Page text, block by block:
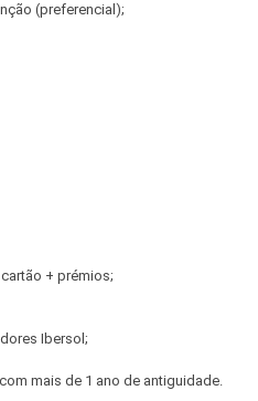
(preferencial);
+ prémios;
Ibersol;
mais de 1 ano de antiguidade.